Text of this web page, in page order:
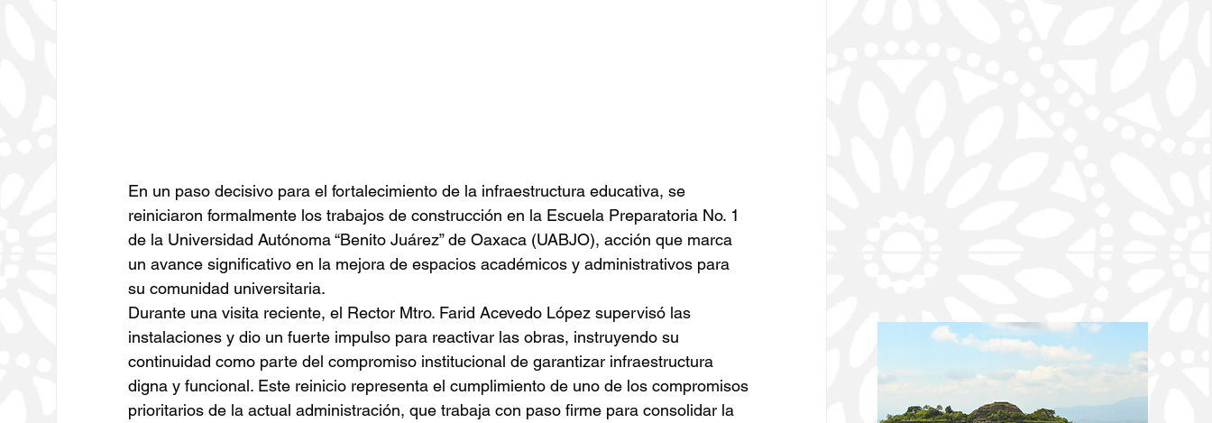
En un paso decisivo para el fortalecimiento de la infraestructura educativa, se
reiniciaron formalmente los trabajos de construcción en la Escuela Preparatoria No. 1
de la Universidad Autónoma “Benito Juárez” de Oaxaca (UABJO), acción que marca
un avance significativo en la mejora de espacios académicos y administrativos para
su comunidad universitaria.
Durante una visita reciente, el Rector Mtro. Farid Acevedo López supervisó las
instalaciones y dio un fuerte impulso para reactivar las obras, instruyendo su
continuidad como parte del compromiso institucional de garantizar infraestructura
digna y funcional. Este reinicio representa el cumplimiento de uno de los compromisos
prioritarios de la actual administración, que trabaja con paso firme para consolidar la